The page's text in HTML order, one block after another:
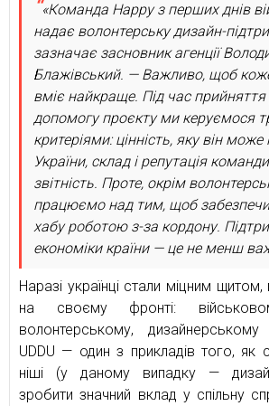
«Команда Happy з перших днів
надає волонтерську дизайн-
зазначає засновник агенції
Блажівський. — Важливо, щоб
вміє найкраще. Під час
допомогу проєкту ми керуємося
критеріями: цінність, яку він
України, склад і репутація
звітність. Проте, окрім
працюємо над тим, щоб
хабу роботою з-за кордону.
економіки країни — це не менш
Наразі українці стали міцним
на своєму фронті:
волонтерському,
UDDU — один з прикладів того, як
ніші (у даному випадку —
зробити значний вклад у спільну